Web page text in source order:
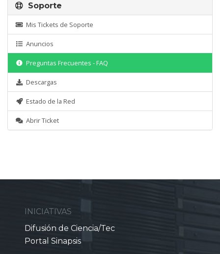
Soporte
Mis Tickets de Soporte
Anuncios
Preguntas Frecuentes - FAQ
Descargas
Estado de la Red
Abrir Ticket
INICIATIVAS
Difusión de Ciencia/Tec
Portal Sinapsis